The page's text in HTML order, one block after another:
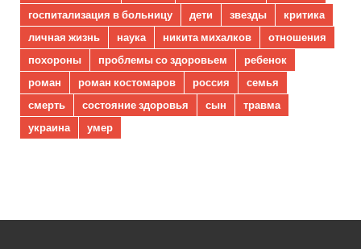
госпитализация в больницу
дети звезды
критика
личная жизнь
наука никита михалков
отношения
похороны
проблемы со здоровьем
ребенок
роман
роман костомаров россия
семья
смерть
состояние здоровья сын
травма
украина
умер